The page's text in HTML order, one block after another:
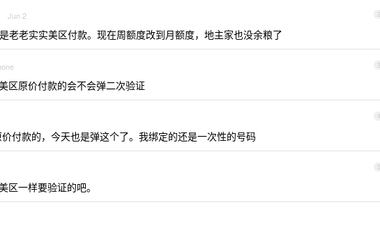
2
Jun 2
老实实美区付款。现在周额度改到月额度，地主家也没余粮了
3
区原价付款的会不会弹二次验证
4
付款的，今天也是弹这个了。我绑定的还是一次性的号码
5
区一样要验证的吧。